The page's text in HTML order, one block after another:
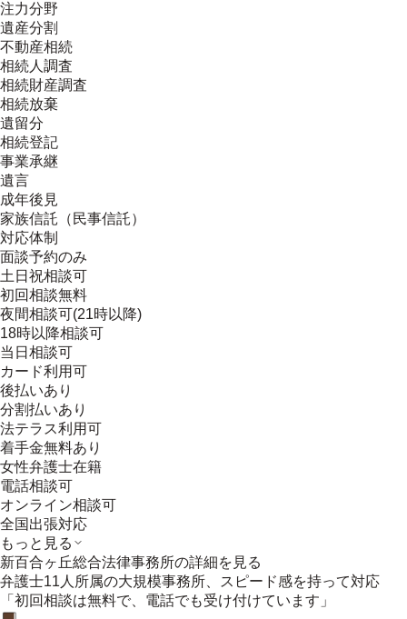
注力分野
遺産分割
不動産相続
相続人調査
相続財産調査
相続放棄
遺留分
相続登記
事業承継
遺言
成年後見
家族信託（民事信託）
対応体制
面談予約のみ
土日祝相談可
初回相談無料
夜間相談可(21時以降)
18時以降相談可
当日相談可
カード利用可
後払いあり
分割払いあり
法テラス利用可
着手金無料あり
女性弁護士在籍
電話相談可
オンライン相談可
全国出張対応
もっと見る
新百合ヶ丘総合法律事務所の詳細を見る
弁護士11人所属の大規模事務所、スピード感を持って対応
「初回相談は無料で、電話でも受け付けています」